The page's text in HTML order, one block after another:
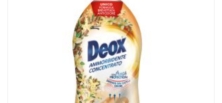
660
ml
-
Deox
quantità